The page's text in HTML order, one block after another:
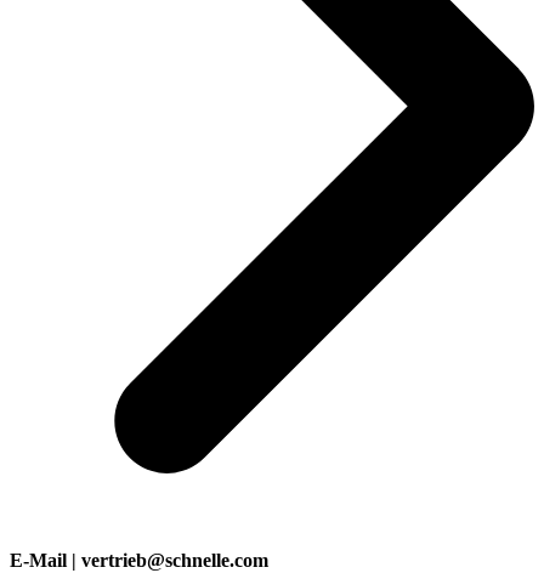
E-Mail | vertrieb@schnelle.com